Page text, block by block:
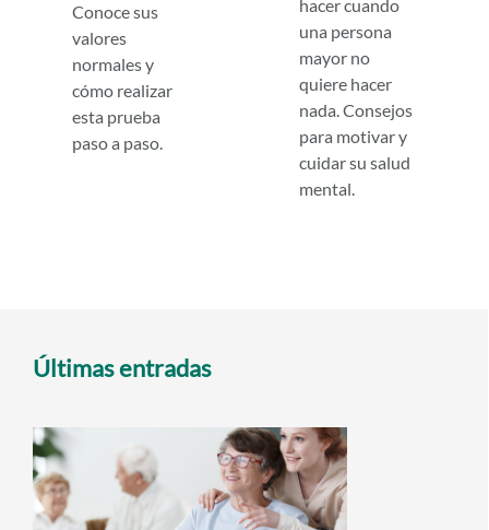
Conoce sus
valores
normales y
cómo realizar
esta prueba
paso a paso.
hacer cuando
una persona
mayor no
quiere hacer
nada. Consejos
para motivar y
cuidar su salud
mental.
Últimas entradas